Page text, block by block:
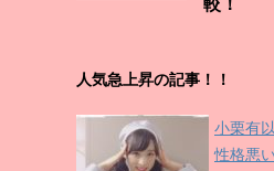
較！
人気急上昇の記事！！
小栗有
性格悪